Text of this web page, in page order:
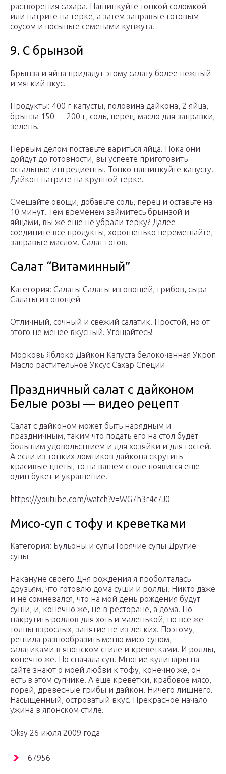
растворения сахара. Нашинкуйте тонкой соломкой
или натрите на терке, а затем заправьте готовым
соусом и посыпьте семенами кунжута.
9. С брынзой
Брынза и яйца придадут этому салату более нежный
и мягкий вкус.
Продукты: 400 г капусты, половина дайкона, 2 яйца,
брынза 150 — 200 г, соль, перец, масло для заправки,
зелень.
Первым делом поставьте вариться яйца. Пока они
дойдут до готовности, вы успеете приготовить
остальные ингредиенты. Тонко нашинкуйте капусту.
Дайкон натрите на крупной терке.
Смешайте овощи, добавьте соль, перец и оставьте на
10 минут. Тем временем займитесь брынзой и
яйцами, вы же еще не убрали терку? Далее
соедините все продукты, хорошенько перемешайте,
заправьте маслом. Салат готов.
Салат “Витаминный”
Категория: Салаты Салаты из овощей, грибов, сыра
Салаты из овощей
Отличный, сочный и свежий салатик. Простой, но от
этого не менее вкусный. Угощайтесь!
Морковь Яблоко Дайкон Капуста белокочанная Укроп
Масло растительное Уксус Сахар Специи
Праздничный салат с дайконом
Белые розы — видео рецепт
Салат с дайконом может быть нарядным и
праздничным, таким что подать его на стол будет
большим удовольствием и для хозяйки и для гостей.
А если из тонких ломтиков дайкона скрутить
красивые цветы, то на вашем столе появится еще
один букет и украшение.
https://youtube.com/watch?v=WG7h3r4c7J0
Мисо-суп с тофу и креветками
Категория: Бульоны и супы Горячие супы Другие
супы
Накануне своего Дня рождения я проболталась
друзьям, что готовлю дома суши и роллы. Никто даже
и не сомневался, что на мой день рождения будут
суши, и, конечно же, не в ресторане, а дома! Но
накрутить роллов для хоть и маленькой, но все же
толпы взрослых, занятие не из легких. Поэтому,
решила разнообразить меню мисо-супом,
салатиками в японском стиле и креветками. И роллы,
конечно же. Но сначала суп. Многие кулинары на
сайте знают о моей любви к тофу, конечно же, он
есть в этом супчике. А еще креветки, крабовое мясо,
порей, древесные грибы и дайкон. Ничего лишнего.
Насыщенный, островатый вкус. Прекрасное начало
ужина в японском стиле.
Oksy 26 июля 2009 года
67956